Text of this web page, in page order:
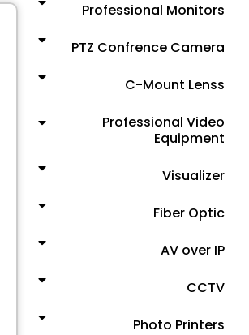
Professional Monitors
PTZ Confrence Camera
C-Mount Lenss
Professional Video
Equipment
Visualizer
Fiber Optic
AV over IP
CCTV
Photo Printers